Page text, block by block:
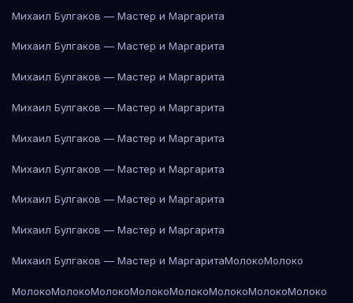
Михаил Булгаков — Мастер и Маргарита
Михаил Булгаков — Мастер и Маргарита
Михаил Булгаков — Мастер и Маргарита
Михаил Булгаков — Мастер и Маргарита
Михаил Булгаков — Мастер и Маргарита
Михаил Булгаков — Мастер и Маргарита
Михаил Булгаков — Мастер и Маргарита
Михаил Булгаков — Мастер и Маргарита
Михаил Булгаков — Мастер и МаргаритаМолокоМолоко
МолокоМолокоМолокоМолокоМолокоМолокоМолокоМолоко